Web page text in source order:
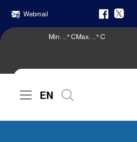
Webmail
Max: ° C
Min: ° C
EN